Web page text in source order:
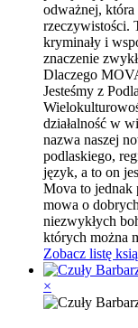
odważnej, która
rzeczywistości.
kryminały i
znaczenie
Dlaczego
Jesteśmy z
działalność w
nazwa naszej
podlaskiego,
język, a to on
Mova to
mowa o
niezwykłych
których można
Zobacz listę
×